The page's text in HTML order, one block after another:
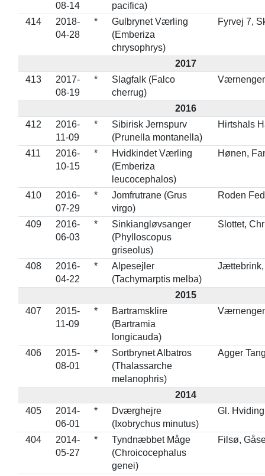
08-14
pacifica)
414
2018-
04-28
*
Gulbrynet Værling
(Emberiza
chrysophrys)
Fyrvej 7,
2017
413
2017-
08-19
*
Slagfalk (Falco
cherrug)
2016
412
2016-
11-09
*
Sibirisk Jernspurv
(Prunella montanella)
Hirtshals
411
2016-
10-15
*
Hvidkindet Værling
(Emberiza
leucocephalos)
Hønen,
410
2016-
07-29
*
Jomfrutrane (Grus
virgo)
Roden
409
2016-
06-03
*
Sinkiangløvsanger
(Phylloscopus
griseolus)
Slottet,
408
2016-
04-22
*
Alpesejler
(Tachymarptis melba)
2015
407
2015-
11-09
*
Bartramsklire
(Bartramia
longicauda)
406
2015-
08-01
*
Sortbrynet Albatros
(Thalassarche
melanophris)
Agger
2014
405
2014-
06-01
*
Dværghejre
(Ixobrychus minutus)
Gl.
404
2014-
05-27
*
Tyndnæbbet Måge
(Chroicocephalus
genei)
Filsø,